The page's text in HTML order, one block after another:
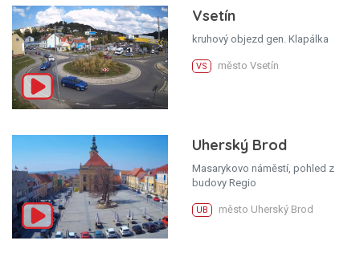
Vsetín
kruhový objezd gen. Klapálka
VS město Vsetín
Uherský Brod
Masarykovo náměstí, pohled z
budovy Regio
UB město Uherský Brod